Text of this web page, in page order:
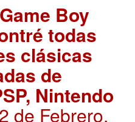
Boy
todas
clásicas
de
Nintendo
de Febrero,